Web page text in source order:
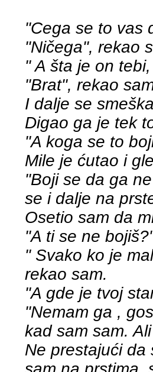
"Cega se to vas
"Ničega", rekao
" A šta je on
"Brat", rekao
I dalje se
Digao ga je tek
"A koga se to
Mile je ćutao i
"Boji se da ga
se i dalje na
Osetio sam da
"A ti se ne
" Svako ko je
rekao sam.
"A gde je tvoj
"Nemam ga ,
kad sam sam.
Ne prestajući da